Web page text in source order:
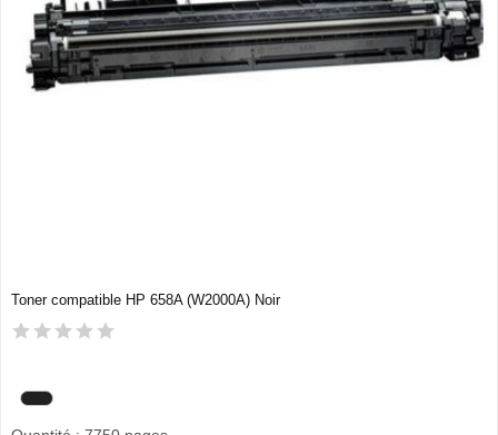
Toner compatible HP 658A (W2000A) Noir